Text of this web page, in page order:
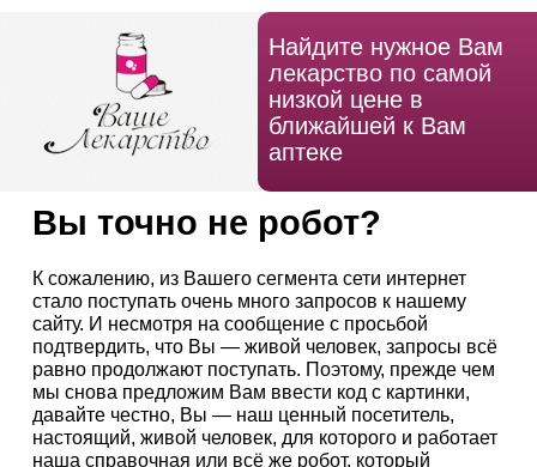
Найдите нужное Вам
лекарство по самой
низкой цене в
ближайшей к Вам
аптеке
Вы точно не робот?
К сожалению, из Вашего сегмента сети интернет
стало поступать очень много запросов к нашему
сайту. И несмотря на сообщение с просьбой
подтвердить, что Вы — живой человек, запросы всё
равно продолжают поступать. Поэтому, прежде чем
мы снова предложим Вам ввести код с картинки,
давайте честно, Вы — наш ценный посетитель,
настоящий, живой человек, для которого и работает
наша справочная или всё же робот, который